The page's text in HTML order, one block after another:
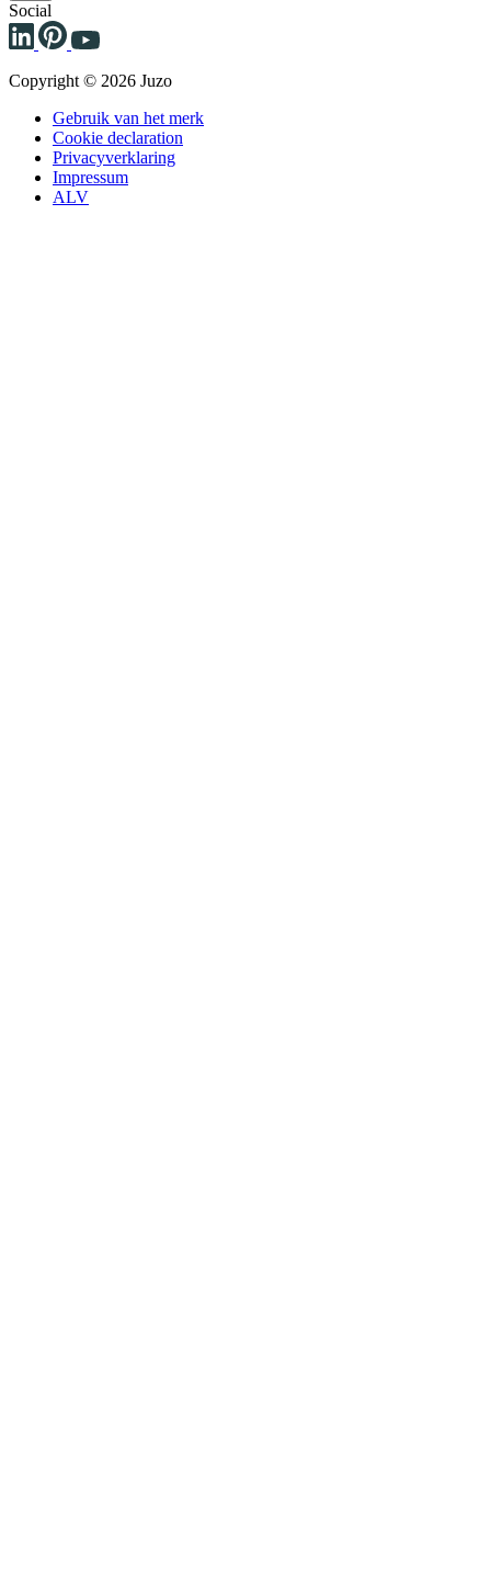
Social
Copyright © 2026 Juzo
Gebruik van het merk
Cookie declaration
Privacyverklaring
Impressum
ALV